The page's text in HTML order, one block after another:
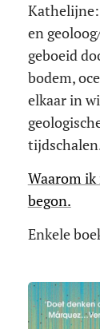
en
geboeid
bodem,
elkaar in
Waarom ik
begon.
Enkele